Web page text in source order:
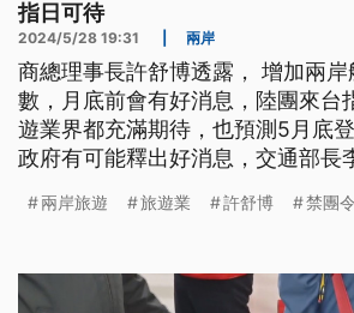
指日可待
2024/5/28 19:31 兩岸
商總理事長許舒博透露， 增加兩岸
數，月底前會有好消息，陸團來台
遊業界都充滿期待，也預測5月底
政府有可能釋出好消息，交通部長
希望儘快解除赴中禁團令。
兩岸旅遊 旅遊業 許舒博 禁團令